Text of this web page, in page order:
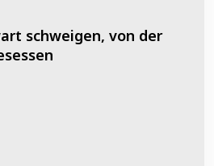
schweigen, von der